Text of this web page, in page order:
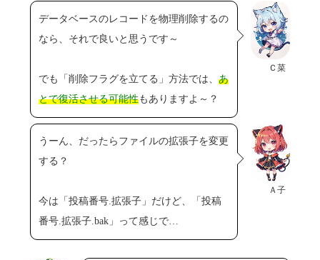
Ｃ菜
データベースのレコードを物理削除するの
なら、それで良いと思うです～
でも「削除フラグを立てる」方法では、あ
とで復活させる可能性もありますよ～？
Ａ子
うーん、だったらファイルの拡張子を変更
する？
今は「投稿番号.拡張子」だけど、「投稿
番号.拡張子.bak」って感じで…